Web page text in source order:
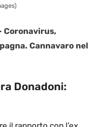
Coronavirus,
Cannavaro nel
Donadoni: